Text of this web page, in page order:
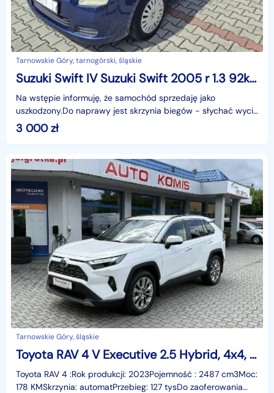
Tarnowskie Góry, tarnogórski, śląskie
Suzuki Swift IV Suzuki Swift 2005 r 1.3 92km
Na wstępie informuję, że samochód sprzedaję jako
uszkodzony.Do naprawy jest skrzynia biegów - słychać wycie
łożysk na biegach 1, 2 i 3. Dodatkowo przy wrzucaniu
3 000zł
Tarnowskie Góry, śląskie
Toyota RAV 4 V Executive 2.5 Hybrid, 4x4, Salon Polska, Gwarancja
Toyota RAV 4 :Rok produkcji: 2023Pojemność : 2487 cm3Moc:
178 KMSkrzynia: automatPrzebieg: 127 tysDo zaoferowania